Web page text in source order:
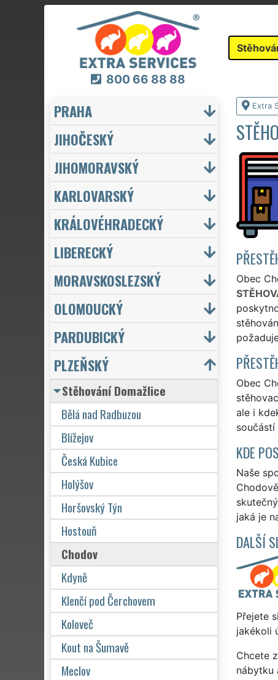
800 66 88 88
Extra
Obec
Obec
ale i
KDE
Naše
jaká je
DALŠÍ
Přejete
jakékoli
Chcete
nábytku
PRAHA
JIHOČESKÝ
JIHOMORAVSKÝ
KARLOVARSKÝ
KRÁLOVÉHRADECKÝ
LIBERECKÝ
MORAVSKOSLEZSKÝ
OLOMOUCKÝ
PARDUBICKÝ
PLZEŇSKÝ
Stěhování Domažlice
Bělá nad Radbuzou
Blížejov
Česká Kubice
Holýšov
Horšovský Týn
Hostouň
Chodov
Kdyně
Klenčí pod Čerchovem
Koloveč
Kout na Šumavě
Meclov